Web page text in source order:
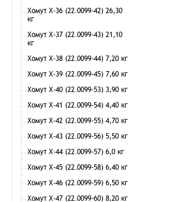
Хомут Х-36 (22.0099-42) 26,30
кг
Хомут Х-37 (22.0099-43) 21,10
кг
Хомут Х-38 (22.0099-44) 7,20 кг
Хомут Х-39 (22.0099-45) 7,60 кг
Хомут Х-40 (22.0099-53) 3,90 кг
Хомут Х-41 (22.0099-54) 4,40 кг
Хомут Х-42 (22.0099-55) 4,70 кг
Хомут Х-43 (22.0099-56) 5,50 кг
Хомут Х-44 (22.0099-57) 6,0 кг
Хомут Х-45 (22.0099-58) 6,40 кг
Хомут Х-46 (22.0099-59) 6,50 кг
Хомут Х-47 (22.0099-60) 8,20 кг